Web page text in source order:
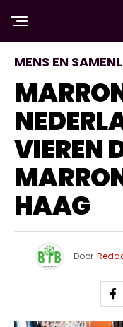
MENS EN
VIEREN
HAAG
Door